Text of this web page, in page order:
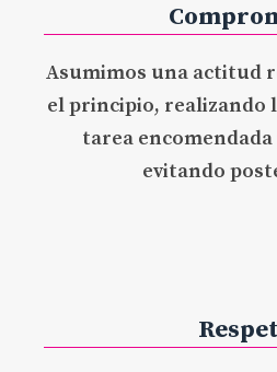
Asumimos una actitud
el principio, realizando
tarea
evitando